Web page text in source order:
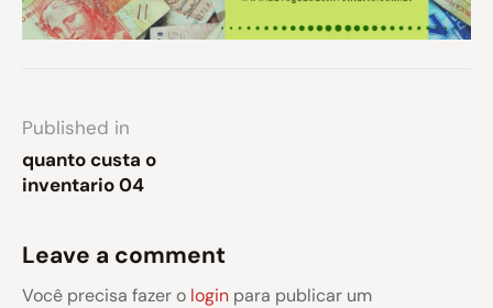
Published in
quanto custa o
inventario 04
Leave a comment
Você precisa fazer o login para publicar um